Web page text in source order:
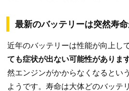
最新のバッテリーは突然寿命
近年のバッテリーは性能が向上し
ても症状が出ない可能性があります
然エンジンがかからなくなるとい
ようです。寿命は大体どのバッテ